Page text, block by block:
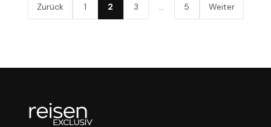
Zurück 1 2 3 5 Weiter